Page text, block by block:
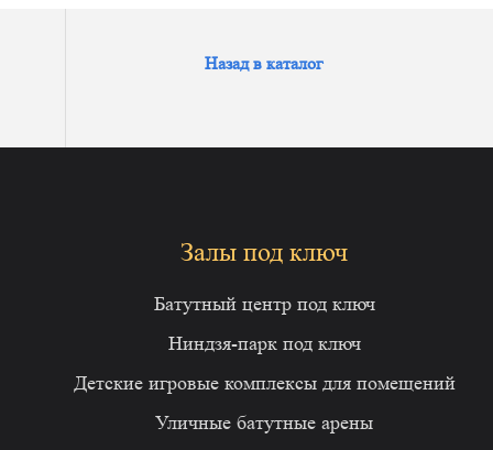
Назад в каталог
Залы под ключ
Батутный центр под ключ
Ниндзя-парк под ключ
Детские игровые комплексы для помещений
Уличные батутные арены